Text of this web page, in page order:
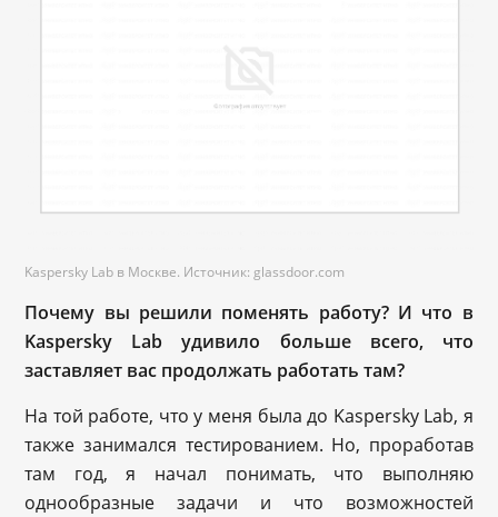
Kaspersky Lab в Москве. Источник: glassdoor.com
Почему вы решили поменять работу? И что в
Kaspersky Lab удивило больше всего, что
заставляет вас продолжать работать там?
На той работе, что у меня была до Kaspersky Lab, я
также занимался тестированием. Но, проработав
там год, я начал понимать, что выполняю
однообразные задачи и что возможностей